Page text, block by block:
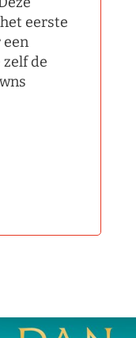
eerste
een
de